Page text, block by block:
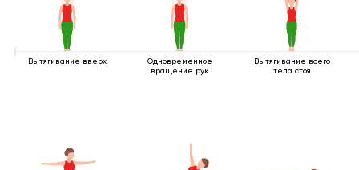
Вытягивание вверх
Одновременное
вращение рук
Вытягивание всего
тела стоя